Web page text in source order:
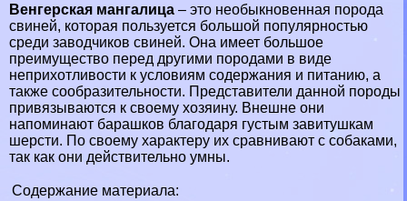
Венгерская мангалица – это необыкновенная порода
свиней, которая пользуется большой популярностью
среди заводчиков свиней. Она имеет большое
преимущество перед другими породами в виде
неприхотливости к условиям содержания и питанию, а
также сообразительности. Представители данной породы
привязываются к своему хозяину. Внешне они
напоминают барашков благодаря густым завитушкам
шерсти. По своему хаpaктеру их сравнивают с собаками,
так как они действительно умны.
Содержание материала: